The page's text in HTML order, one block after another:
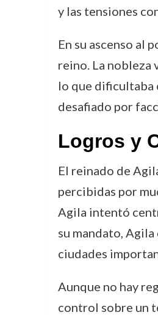
y las tensiones
En su ascenso al
reino. La nobleza
lo que dificultaba
desafiado por
Logros y
El reinado de
percibidas por
Agila intentó
su mandato,
ciudades
Aunque no hay
control sobre un